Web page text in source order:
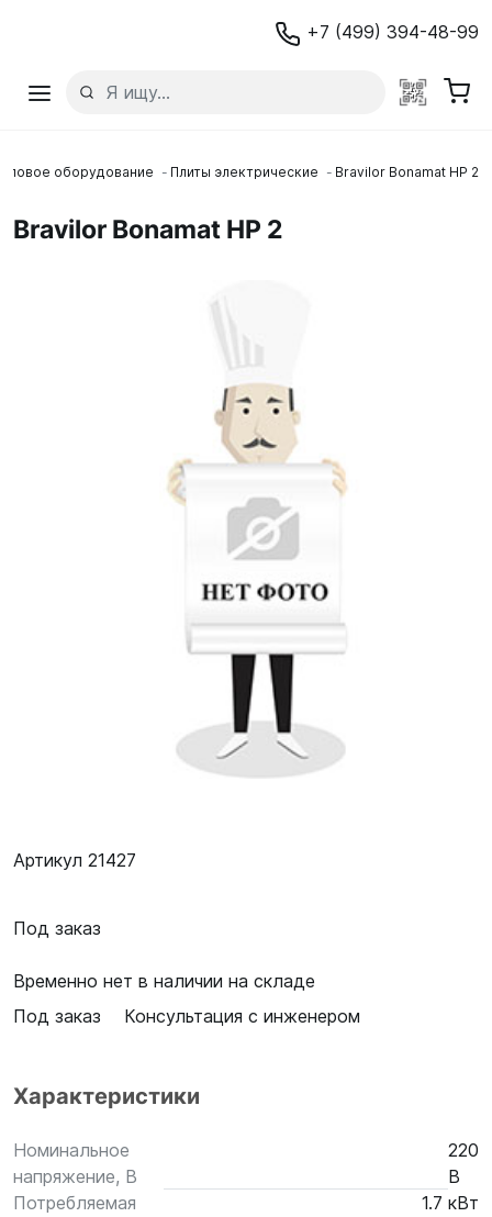
+7 (499) 394-48-99
оборудование Плиты электрические Bravilor Bonamat HP 2
Bravilor Bonamat HP 2
Артикул 21427
Под заказ
Временно нет в наличии на складе
Под заказ
Консультация с инженером
Характеристики
Номинальное
напряжение, В
220
В
Потребляемая
1.7 кВт